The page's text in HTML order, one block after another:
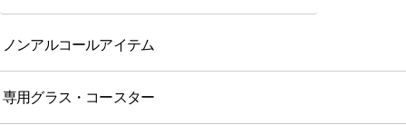
ノンアルコールアイテム
専用グラス・コースター